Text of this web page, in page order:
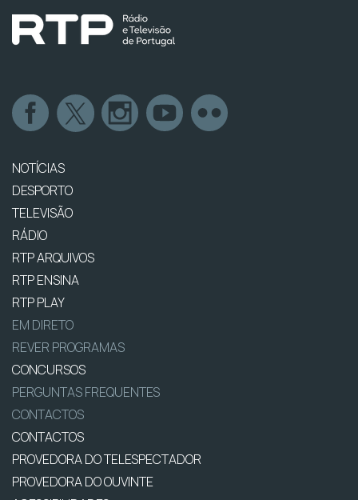
NOTÍCIAS
DESPORTO
TELEVISÃO
RÁDIO
RTP ARQUIVOS
RTP ENSINA
RTP PLAY
EM DIRETO
REVER PROGRAMAS
CONCURSOS
PERGUNTAS FREQUENTES
CONTACTOS
CONTACTOS
PROVEDORA DO TELESPECTADOR
PROVEDORA DO OUVINTE